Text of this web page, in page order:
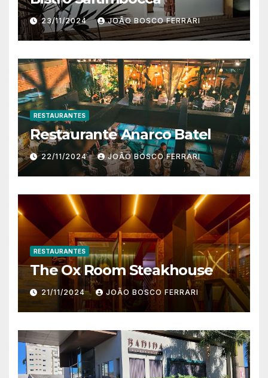
23/11/2024 JOÃO BOSCO FERRARI
RESTAURANTES
Restaurante Anarco Batel
22/11/2024 JOÃO BOSCO FERRARI
RESTAURANTES
The Ox Room Steakhouse
21/11/2024 JOÃO BOSCO FERRARI